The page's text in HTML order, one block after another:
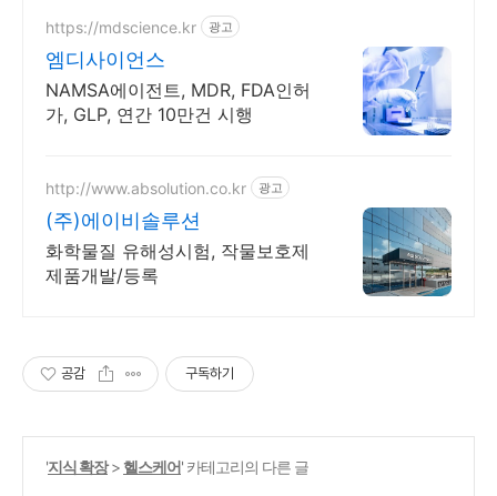
https://mdscience.kr 광고
엠디사이언스
NAMSA에이전트, MDR, FDA인허
가, GLP, 연간 10만건 시행
http://www.absolution.co.kr 광고
(주)에이비솔루션
화학물질 유해성시험, 작물보호제
제품개발/등록
공감 구독하기
'지식 확장> 헬스케어' 카테고리의 다른 글